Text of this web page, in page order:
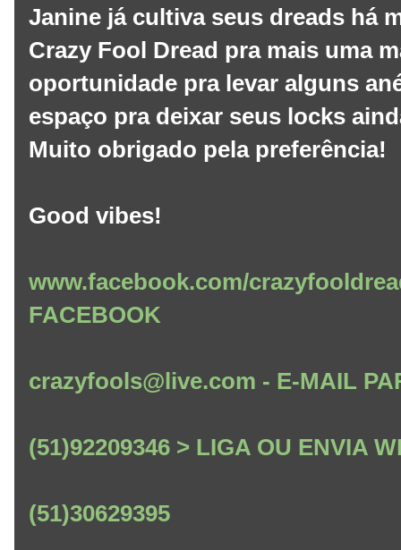
Janine já cultiva seus dreads há
Crazy Fool Dread pra mais uma
oportunidade pra levar alguns
espaço pra deixar seus locks
Muito obrigado pela preferência!
Good vibes!
www.facebook.com/
FACEBOOK
crazyfools@live.com - E-MAIL
(51)92209346 > LIGA OU ENVIA
(51)30629395